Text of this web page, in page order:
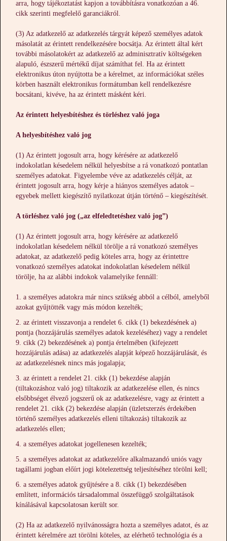
arra, hogy tájékoztatást kapjon a továbbításra vonatkozóan a 46.
cikk szerinti megfelelő garanciákról.
(3) Az adatkezelő az adatkezelés tárgyát képező személyes adatok
másolatát az érintett rendelkezésére bocsátja. Az érintett által kért
további másolatokért az adatkezelő az adminisztratív költségeken
alapuló, észszerű mértékű díjat számíthat fel. Ha az érintett
elektronikus úton nyújtotta be a kérelmet, az információkat széles
körben használt elektronikus formátumban kell rendelkezésre
bocsátani, kivéve, ha az érintett másként kéri.
Az érintett helyesbítéshez és törléshez való joga
A helyesbítéshez való jog
(1) Az érintett jogosult arra, hogy kérésére az adatkezelő
indokolatlan késedelem nélkül helyesbítse a rá vonatkozó pontatlan
személyes adatokat. Figyelembe véve az adatkezelés célját, az
érintett jogosult arra, hogy kérje a hiányos személyes adatok –
egyebek mellett kiegészítő nyilatkozat útján történő – kiegészítését.
A törléshez való jog („az elfeledtetéshez való jog”)
(1) Az érintett jogosult arra, hogy kérésére az adatkezelő
indokolatlan késedelem nélkül törölje a rá vonatkozó személyes
adatokat, az adatkezelő pedig köteles arra, hogy az érintettre
vonatkozó személyes adatokat indokolatlan késedelem nélkül
törölje, ha az alábbi indokok valamelyike fennáll:
a személyes adatokra már nincs szükség abból a célból, amelyből
azokat gyűjtötték vagy más módon kezelték;
az érintett visszavonja a rendelet 6. cikk (1) bekezdésének a)
pontja (hozzájárulás személyes adatok kezeléséhez) vagy a rendelet
9. cikk (2) bekezdésének a) pontja értelmében (kifejezett
hozzájárulás adása) az adatkezelés alapját képező hozzájárulását, és
az adatkezelésnek nincs más jogalapja;
az érintett a rendelet 21. cikk (1) bekezdése alapján
(tiltakozáshoz való jog) tiltakozik az adatkezelése ellen, és nincs
elsőbbséget élvező jogszerű ok az adatkezelésre, vagy az érintett a
rendelet 21. cikk (2) bekezdése alapján (üzletszerzés érdekében
történő személyes adatkezelés elleni tiltakozás) tiltakozik az
adatkezelés ellen;
a személyes adatokat jogellenesen kezelték;
a személyes adatokat az adatkezelőre alkalmazandó uniós vagy
tagállami jogban előírt jogi kötelezettség teljesítéséhez törölni kell;
a személyes adatok gyűjtésére a 8. cikk (1) bekezdésében
említett, információs társadalommal összefüggő szolgáltatások
kínálásával kapcsolatosan került sor.
(2) Ha az adatkezelő nyilvánosságra hozta a személyes adatot, és az
érintett kérelmére azt törölni köteles, az elérhető technológia és a